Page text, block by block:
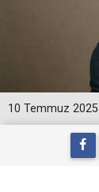
10 Temmuz 2025